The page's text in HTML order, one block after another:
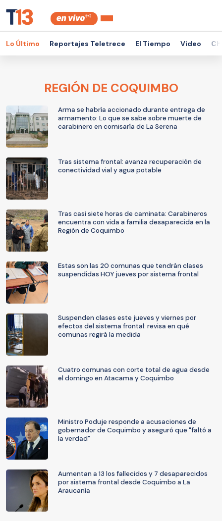
Lo Último Reportajes Teletrece El Tiempo Video
REGIÓN DE COQUIMBO
Arma se habría accionado durante entrega de
armamento: Lo que se sabe sobre muerte de
carabinero en comisaría de La Serena
Tras sistema frontal: avanza recuperación de
conectividad vial y agua potable
Tras casi siete horas de caminata: Carabineros
encuentra con vida a familia desaparecida en la
Región de Coquimbo
Estas son las 20 comunas que tendrán clases
suspendidas HOY jueves por sistema frontal
Suspenden clases este jueves y viernes por
efectos del sistema frontal: revisa en qué
comunas regirá la medida
Cuatro comunas con corte total de agua desde
el domingo en Atacama y Coquimbo
Ministro Poduje responde a acusaciones de
gobernador de Coquimbo y aseguró que "faltó a
la verdad"
Aumentan a 13 los fallecidos y 7 desaparecidos
por sistema frontal desde Coquimbo a La
Araucanía